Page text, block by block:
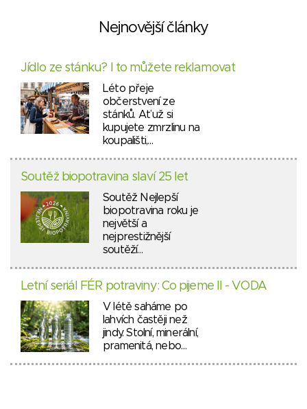
Nejnovější články
Jídlo ze stánku? I to můžete reklamovat
Léto přeje
občerstvení ze
stánků. Ať už si
kupujete zmrzlinu na
koupališti,…
Soutěž biopotravina slaví 25 let
Soutěž Nejlepší
biopotravina roku je
největší a
nejprestižnější
soutěží…
Letní seriál FÉR potraviny: Co pijeme II - VODA
V létě saháme po
lahvích častěji než
jindy. Stolní, minerální,
pramenitá, nebo…